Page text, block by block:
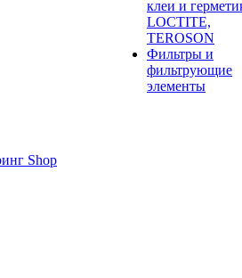
клеи и
LOCTITE,
TEROSON
Фильтры и
фильтрующие
элементы